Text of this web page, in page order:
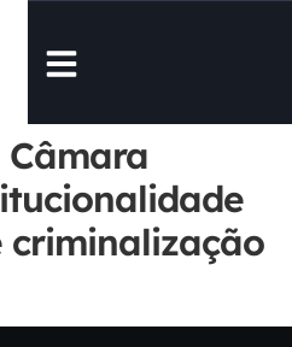
criminalização